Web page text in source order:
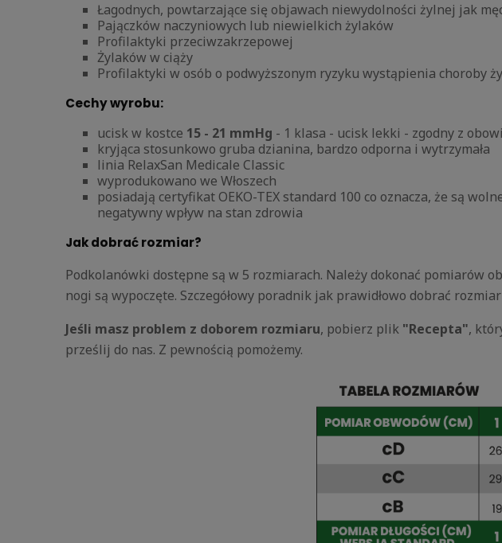
Łagodnych, powtarzające się objawach niewydolności żylnej jak
Pajączków naczyniowych lub niewielkich żylaków
Profilaktyki przeciwzakrzepowej
Żylaków w ciąży
Profilaktyki w osób o podwyższonym ryzyku wystąpienia choroby
Cechy wyrobu:
ucisk w kostce 15 - 21 mmHg - 1 klasa - ucisk lekki - zgodny z
kryjąca stosunkowo gruba dzianina, bardzo odporna i wytrzymała
linia RelaxSan Medicale Classic
wyprodukowano we Włoszech
posiadają certyfikat OEKO-TEX standard 100 co oznacza, że są
negatywny wpływ na stan zdrowia
Jak dobrać rozmiar?
Podkolanówki dostępne są w 5 rozmiarach. Należy dokonać pomiarów
nogi są wypoczęte. Szczegółowy poradnik jak prawidłowo dobrać
Jeśli masz problem z doborem rozmiaru, pobierz plik "Recepta",
prześlij do nas. Z pewnością pomożemy.